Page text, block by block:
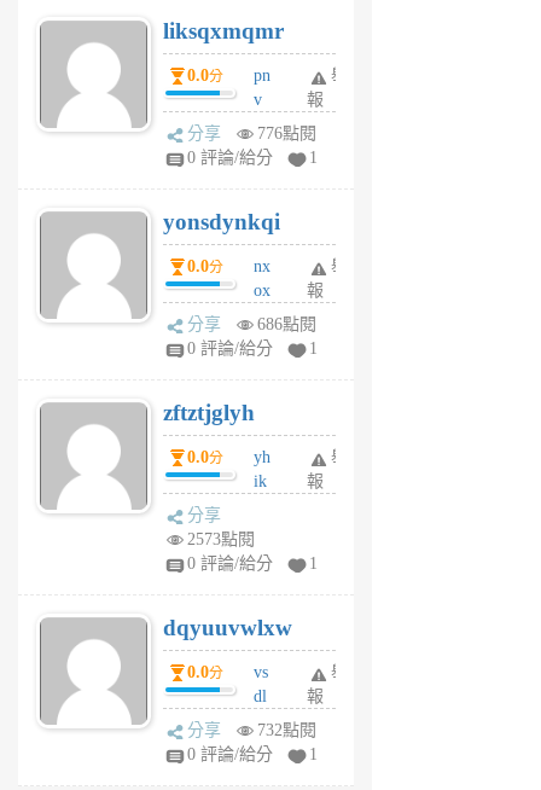
6
個
月
前
liksqxmqmr
0.0分
pn
v
wt
sv
6
個
月
前
舉
報
分享
776點閱
0 評論/給分
1
yonsdynkqi
0.0分
nx
ox
rh
pe
月
前
舉
報
分享
686點閱
0 評論/給分
1
zftztjglyh
0.0分
yh
ik
tu
6
個
月
前
舉
報
分享
2573點閱
0 評論/給分
1
dqyuuvwlxw
0.0分
vs
dl
sq
fy
舉
報
分享
732點閱
0 評論/給分
1